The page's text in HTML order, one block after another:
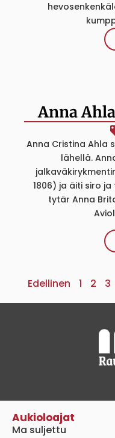
Anna
Anna Cristina Ahla
lähellä.
1806) ja äiti siro
tytär Anna
Edellinen 1 2 3
Aukioloajat
Ma suljettu